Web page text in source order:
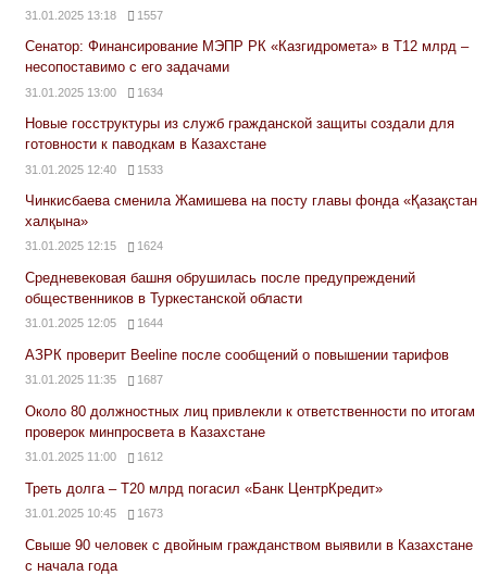
31.01.2025 13:18 1557
Сенатор: Финансирование МЭПР РК «Казгидромета» в Т12 млрд –
несопоставимо с его задачами
31.01.2025 13:00 1634
Новые госструктуры из служб гражданской защиты создали для
готовности к паводкам в Казахстане
31.01.2025 12:40 1533
Чинкисбаева сменила Жамишева на посту главы фонда «Қазақстан
халқына»
31.01.2025 12:15 1624
Средневековая башня обрушилась после предупреждений
общественников в Туркестанской области
31.01.2025 12:05 1644
АЗРК проверит Beeline после сообщений о повышении тарифов
31.01.2025 11:35 1687
Около 80 должностных лиц привлекли к ответственности по итогам
проверок минпросвета в Казахстане
31.01.2025 11:00 1612
Треть долга – Т20 млрд погасил «Банк ЦентрКредит»
31.01.2025 10:45 1673
Свыше 90 человек с двойным гражданством выявили в Казахстане
с начала года